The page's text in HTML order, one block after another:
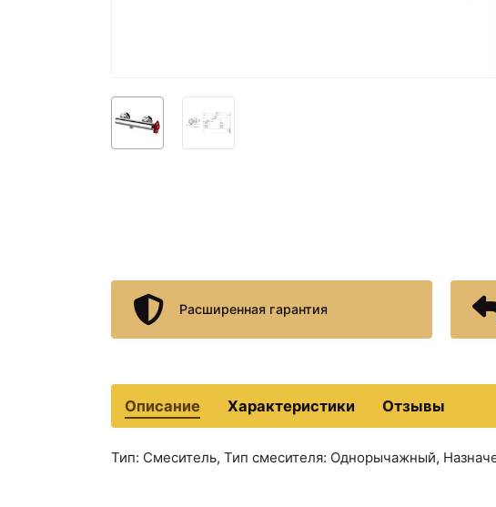
Расширенная гарантия
Описание Характеристики Отзывы
Тип: Смеситель, Тип смесителя: Однорычажный,